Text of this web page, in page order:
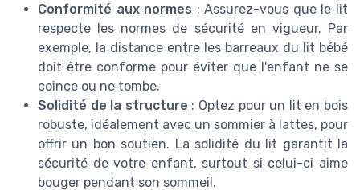
Conformité aux normes : Assurez-vous que le lit
respecte les normes de sécurité en vigueur. Par
exemple, la distance entre les barreaux du lit bébé
doit être conforme pour éviter que l'enfant ne se
coince ou ne tombe.
Solidité de la structure : Optez pour un lit en bois
robuste, idéalement avec un sommier à lattes, pour
offrir un bon soutien. La solidité du lit garantit la
sécurité de votre enfant, surtout si celui-ci aime
bouger pendant son sommeil.